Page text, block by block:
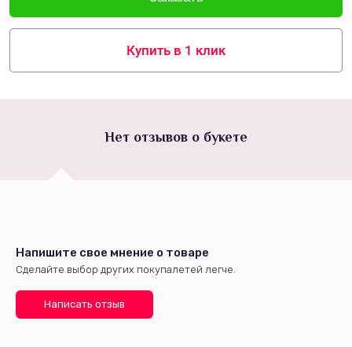
Купить в 1 клик
Нет отзывов о букете
Напишите свое мнение о товаре
Сделайте выбор других покупалетей легче.
Написать отзыв